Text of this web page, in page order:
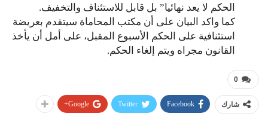
الحكم لا يعد نهائيا” بل قابل للاستئناف والتخفيف.
كما واكد البيان على أن مكتب المحاماة سيتقدم بعريضة
استئنافية على الحكم الأسبوع المقبل، على أمل أن يأخذ
القانون مجراه ويتم إلغاء الحكم.
0
شارك Facebook
Twitter
Google+